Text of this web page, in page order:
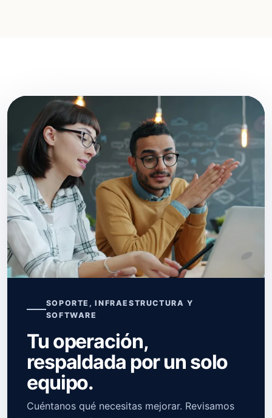
SOPORTE, INFRAESTRUCTURA Y
SOFTWARE
Tu operación,
respaldada por un solo
equipo.
Cuéntanos qué necesitas mejorar. Revisamos